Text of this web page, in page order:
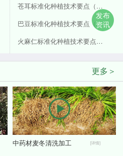
发布
资讯
苍耳标准化种植技术要点（附GAP要点）
巴豆标准化种植技术要点（附GAP要点）
火麻仁标准化种植技术要点（附GAP要点）
更多＞
中药材麦冬清洗加工 [详情]